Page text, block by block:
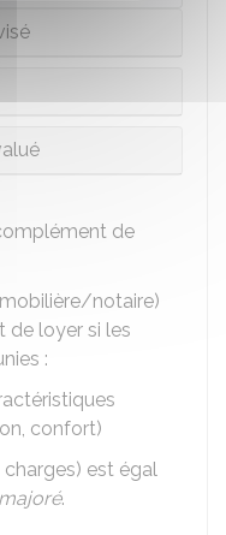
de
notaire)
de loyer si les
:
confort)
est égal
.